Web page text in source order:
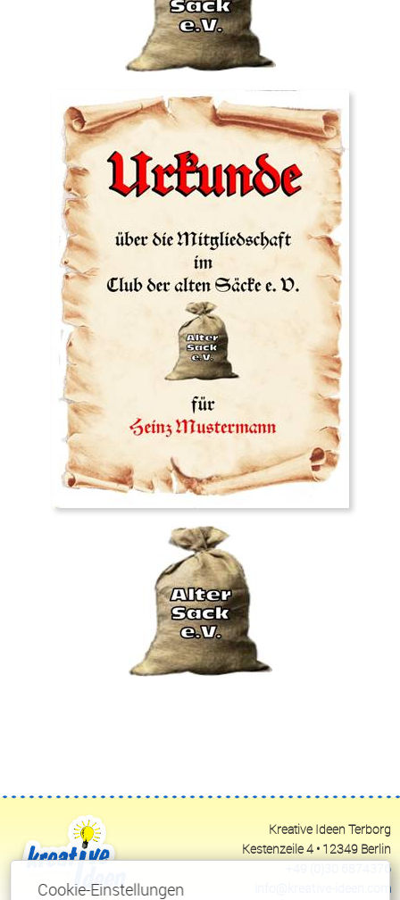
Kreative Ideen Terborg
Kestenzeile 4 • 12349 Berlin
+49 (0)30 6874376
info@kreative-ideen.com
Cookie-Einstellungen